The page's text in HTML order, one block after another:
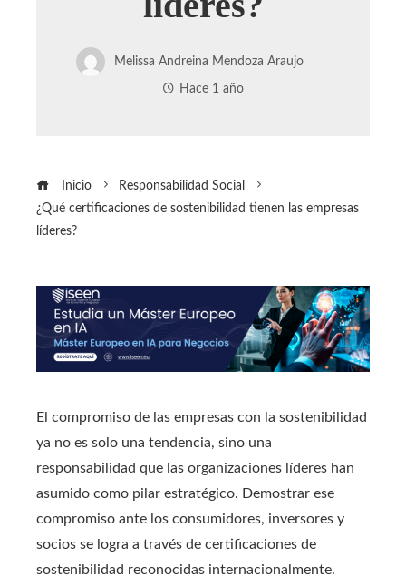
Melissa Andreina Mendoza Araujo
Hace 1 año
Inicio
Responsabilidad Social
¿Qué certificaciones de sostenibilidad tienen las empresas
líderes?
El compromiso de las empresas con la sostenibilidad
ya no es solo una tendencia, sino una
responsabilidad que las organizaciones líderes han
asumido como pilar estratégico. Demostrar ese
compromiso ante los consumidores, inversores y
socios se logra a través de certificaciones de
sostenibilidad reconocidas internacionalmente.